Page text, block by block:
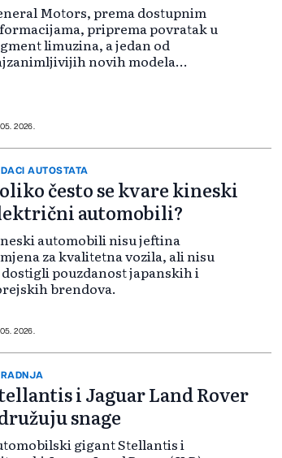
Motors, prema dostupnim
priprema povratak u
limuzina, a jedan od
novih modela
2026.
AUTOSTATA
često se kvare kineski
automobili?
automobili nisu jeftina
za kvalitetna vozila, ali nisu
pouzdanost japanskih i
brendova.
2026.
i Jaguar Land Rover
snage
gigant Stellantis i